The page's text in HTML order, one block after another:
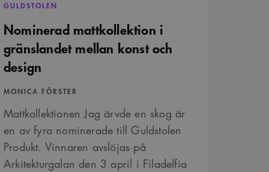
GULDSTOLEN
Nominerad mattkollektion i
gränslandet mellan konst och
design
MONICA FÖRSTER
Mattkollektionen Jag ärvde en skog är
en av fyra nominerade till Guldstolen
Produkt. Vinnaren avslöjas på
Arkitekturgalan den 3 april i Filadelfia
unika användare
Den ingår i varje
och kampanjdata för
ett slumpmässigt 13-
optimera
och tillhandahålla
att optimera
är fördelaktigt för
webbplats.